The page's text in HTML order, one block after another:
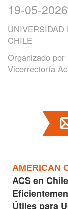
19-05-
UNIVERSIDAD
CHILE
Organizado por
Vicerrectoría
AMERICAN
ACS en
Útiles para